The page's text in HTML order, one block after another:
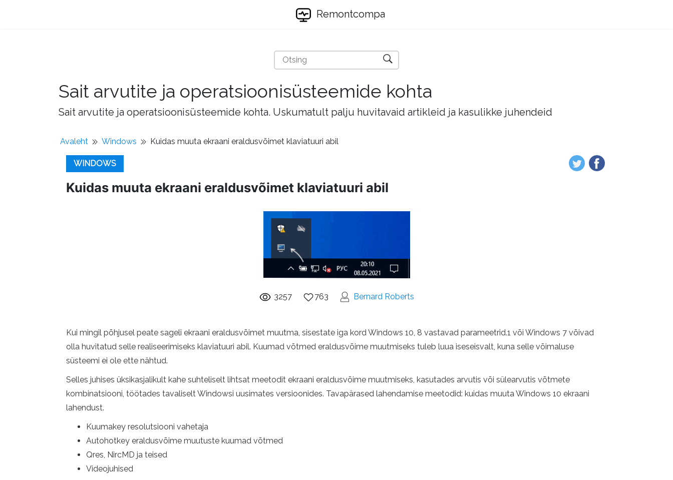
Remontcompa
Sait arvutite ja operatsioonisüsteemide kohta
Sait arvutite ja operatsioonisüsteemide kohta. Uskumatult palju huvitavaid artikleid ja kasulikke juhendeid
Avaleht Windows Kuidas muuta ekraani eraldusvõimet klaviatuuri abil
WINDOWS
Kuidas muuta ekraani eraldusvõimet klaviatuuri abil
3257 763 Bernard Roberts
Kui mingil põhjusel peate sageli ekraani eraldusvõimet muutma, sisestate iga kord Windows 10, 8 vastavad parameetrid.1 või Windows 7 võivad
olla huvitatud selle realiseerimiseks klaviatuuri abil. Kuumad võtmed eraldusvõime muutmiseks tuleb luua iseseisvalt, kuna selle võimaluse
süsteemi ei ole ette nähtud.
Selles juhises üksikasjalikult kahe suhteliselt lihtsat meetodit ekraani eraldusvõime muutmiseks, kasutades arvutis või sülearvutis võtmete
kombinatsiooni, töötades tavaliselt Windowsi uusimates versioonides. Tavapärased lahendamise meetodid: kuidas muuta Windows 10 ekraani
lahendust.
Kuumakey resolutsiooni vahetaja
Autohotkey eraldusvõime muutuste kuumad võtmed
Qres, NircMD ja teised
Videojuhised